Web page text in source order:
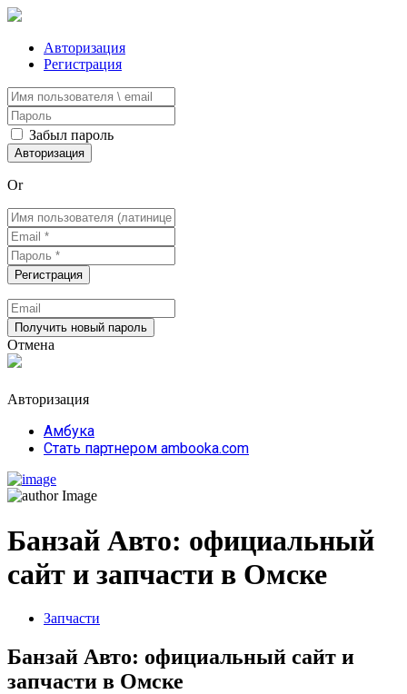
Авторизация
Регистрация
Забыл пароль
Or
Отмена
Авторизация
Амбука
Стать партнером ambooka.com
Банзай Авто: официальный
сайт и запчасти в Омске
Запчасти
Банзай Авто: официальный сайт и
запчасти в Омске